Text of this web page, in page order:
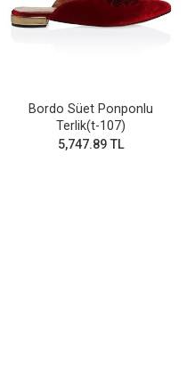
Bordo Süet Ponponlu
Terlik(t-107)
5,747.89 TL